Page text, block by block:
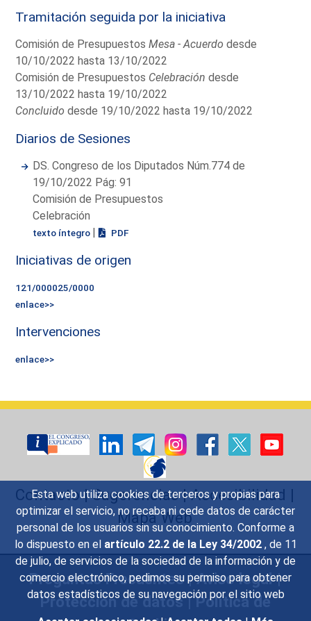
Esta web utiliza cookies de terceros y propias para
optimizar el servicio, no recaba ni cede datos de carácter
personal de los usuarios sin su conocimiento. Conforme a
lo dispuesto en el artículo 22.2 de la Ley 34/2002 , de 11
de julio, de servicios de la sociedad de la información y de
comercio electrónico, pedimos su permiso para obtener
datos estadísticos de su navegación por el sitio web
Tramitación seguida por la iniciativa
Comisión de PresupuestosMesa - Acuerdo desde
10/10/2022 hasta 13/10/2022
Comisión de Presupuestos Celebración desde
13/10/2022 hasta 19/10/2022
Concluido desde 19/10/2022 hasta 19/10/2022
Diarios de Sesiones
DS. Congreso de los Diputados Núm.774 de
19/10/2022 Pág: 91
Comisión de Presupuestos
Celebración
texto íntegro | PDF
Iniciativas de origen
121/000025/0000
enlace>>
Intervenciones
enlace>>
Contacto|Sugerencias|Accesibilidad |
Mapa Web
Preguntas Frecuentes|Aviso legal|
Protección de datos|Política de